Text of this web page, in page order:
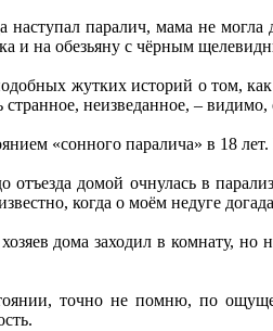
паралич, мама не могла
и на обезьяну с чёрным
жутких историй о том,
странное, неизведанное, –
«сонного паралича» в 18
домой очнулась в
когда о моём недуге
дома заходил в комнату,
точно не помню, по